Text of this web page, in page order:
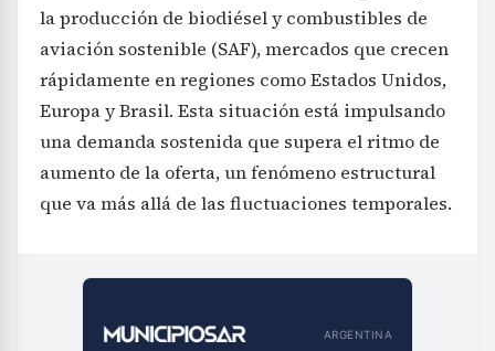
la producción de biodiésel y combustibles de
aviación sostenible (SAF), mercados que crecen
rápidamente en regiones como Estados Unidos,
Europa y Brasil. Esta situación está impulsando
una demanda sostenida que supera el ritmo de
aumento de la oferta, un fenómeno estructural
que va más allá de las fluctuaciones temporales.
ARGENTINA